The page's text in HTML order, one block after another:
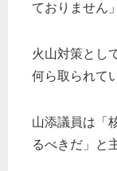
ておりません
火山対策とし
何ら取られて
山添議員は「
るべきだ」と